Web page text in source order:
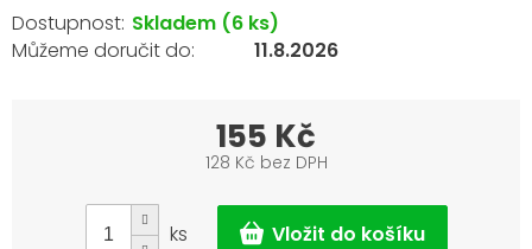
Skladem (6 ks)
11.8.2026
155 Kč
128 Kč bez DPH
cena:
ks